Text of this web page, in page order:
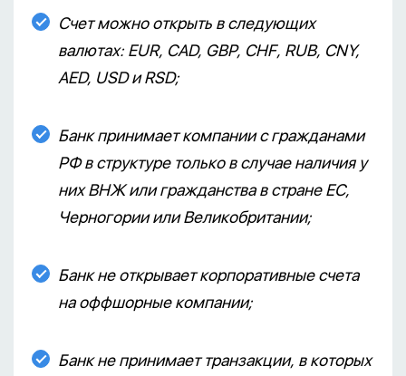
Счет можно открыть в следующих
валютах: EUR, CAD, GBP, CHF, RUB, CNY,
AED, USD и RSD;
Банк принимает компании с гражданами
РФ в структуре только в случае наличия у
них ВНЖ или гражданства в стране ЕС,
Черногории или Великобритании;
Банк не открывает корпоративные счета
на оффшорные компании;
Банк не принимает транзакции, в которых